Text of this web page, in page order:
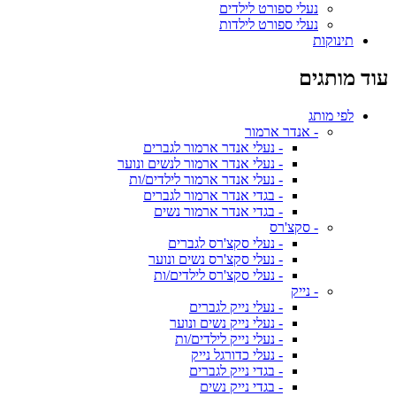
נעלי ספורט לילדים
נעלי ספורט לילדות
תינוקות
עוד מותגים
לפי מותג
- אנדר ארמור
- נעלי אנדר ארמור לגברים
- נעלי אנדר ארמור לנשים ונוער
- נעלי אנדר ארמור לילדים/ות
- בגדי אנדר ארמור לגברים
- בגדי אנדר ארמור נשים
- סקצ'רס
- נעלי סקצ'רס לגברים
- נעלי סקצ'רס נשים ונוער
- נעלי סקצ'רס לילדים/ות
- נייק
- נעלי נייק לגברים
- נעלי נייק נשים ונוער
- נעלי נייק לילדים/ות
- נעלי כדורגל נייק
- בגדי נייק לגברים
- בגדי נייק נשים